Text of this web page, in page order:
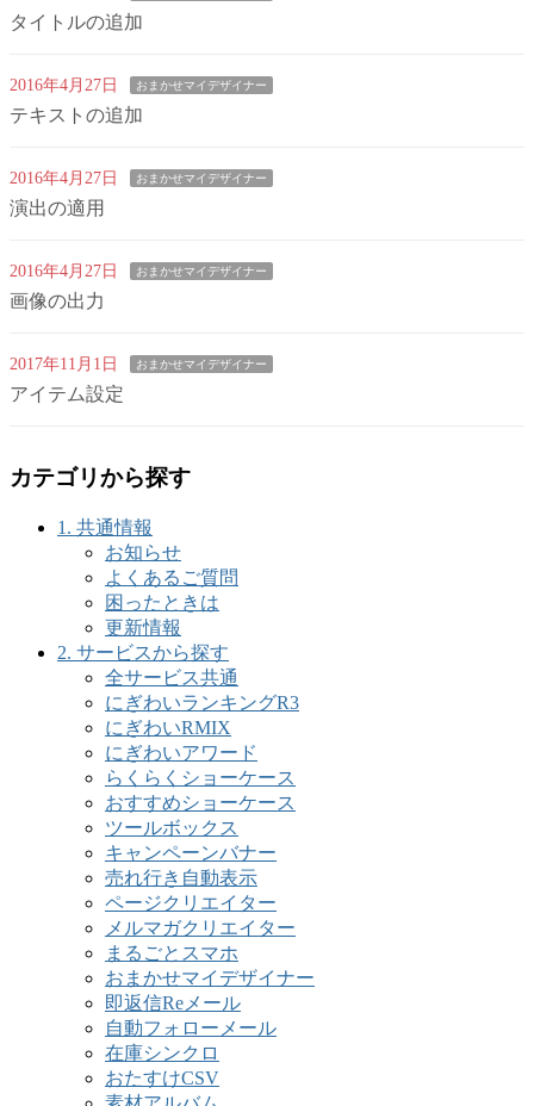
タイトルの追加
2016年4月27日 おまかせマイデザイナー
テキストの追加
2016年4月27日 おまかせマイデザイナー
演出の適用
2016年4月27日 おまかせマイデザイナー
画像の出力
2017年11月1日 おまかせマイデザイナー
アイテム設定
カテゴリから探す
1. 共通情報
お知らせ
よくあるご質問
困ったときは
更新情報
2. サービスから探す
全サービス共通
にぎわいランキングR3
にぎわいRMIX
にぎわいアワード
らくらくショーケース
おすすめショーケース
ツールボックス
キャンペーンバナー
売れ行き自動表示
ページクリエイター
メルマガクリエイター
まるごとスマホ
おまかせマイデザイナー
即返信Reメール
自動フォローメール
在庫シンクロ
おたすけCSV